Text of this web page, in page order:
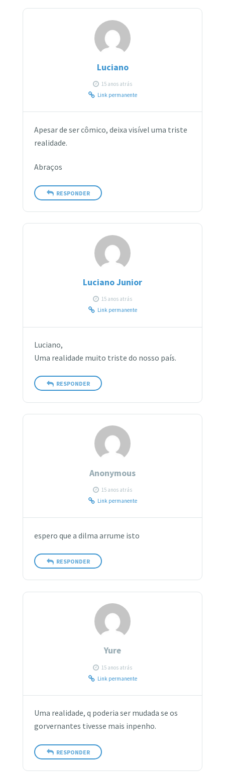
Luciano
15 anos atrás
Link permanente
Apesar de ser cômico, deixa visível uma triste
realidade.
Abraços
RESPONDER
Luciano Junior
15 anos atrás
Link permanente
Luciano,
Uma realidade muito triste do nosso país.
RESPONDER
Anonymous
15 anos atrás
Link permanente
espero que a dilma arrume isto
RESPONDER
Yure
15 anos atrás
Link permanente
Uma realidade, q poderia ser mudada se os
gorvernantes tivesse mais inpenho.
RESPONDER